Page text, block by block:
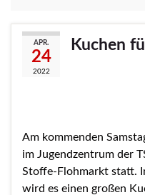
APR.
24
2022
Kuchen
Am kommenden
im Jugendzentrum der
Stoffe-Flohmarkt statt.
wird es einen großen